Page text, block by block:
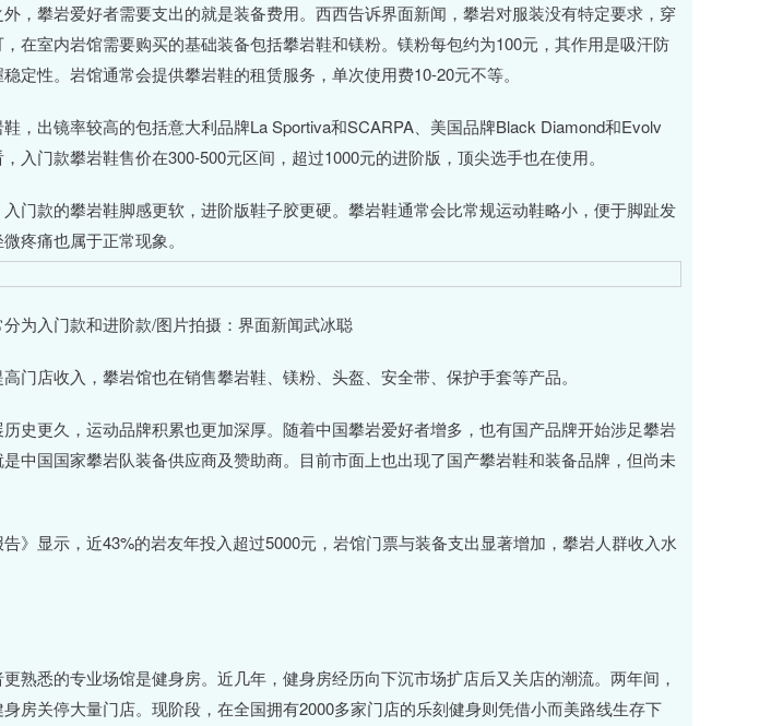
攀岩爱好者需要支出的就是装备费用。西西告诉界面新闻，攀岩对服装没有特定要求，穿
在室内岩馆需要购买的基础装备包括攀岩鞋和镁粉。镁粉每包约为100元，其作用是吸汗防
定性。岩馆通常会提供攀岩鞋的租赁服务，单次使用费10-20元不等。
出镜率较高的包括意大利品牌La Sportiva和SCARPA、美国品牌Black Diamond和Evolv
入门款攀岩鞋售价在300-500元区间，超过1000元的进阶版，顶尖选手也在使用。
款的攀岩鞋脚感更软，进阶版鞋子胶更硬。攀岩鞋通常会比常规运动鞋略小，便于脚趾发
疼痛也属于正常现象。
入门款和进阶款/图片拍摄：界面新闻武冰聪
店收入，攀岩馆也在销售攀岩鞋、镁粉、头盔、安全带、保护手套等产品。
更久，运动品牌积累也更加深厚。随着中国攀岩爱好者增多，也有国产品牌开始涉足攀岩
中国国家攀岩队装备供应商及赞助商。目前市面上也出现了国产攀岩鞋和装备品牌，但尚未
显示，近43%的岩友年投入超过5000元，岩馆门票与装备支出显著增加，攀岩人群收入水
悉的专业场馆是健身房。近几年，健身房经历向下沉市场扩店后又关店的潮流。两年间，
房关停大量门店。现阶段，在全国拥有2000多家门店的乐刻健身则凭借小而美路线生存下